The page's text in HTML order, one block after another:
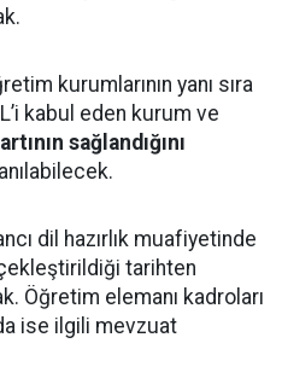
kurumlarının yanı sıra
kabul eden kurum ve
sağlandığını
dil hazırlık muafiyetinde
tarihten
Öğretim elemanı kadroları
ise ilgili mevzuat